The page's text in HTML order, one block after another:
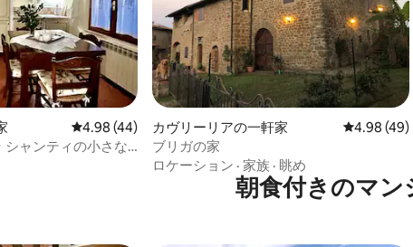
レビュー44件、5つ星中4.98つ星の平均評価
4.98 (44)
シャンティの小さな
カヴリーリアの一軒家 レビュー
4.98 (49)
ブリガの家
ロケーション · 家族 · 眺め
朝食付きのマン